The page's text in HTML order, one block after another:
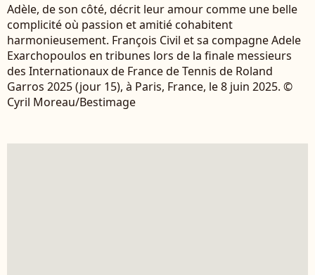
Adèle, de son côté, décrit leur amour comme une belle
complicité où passion et amitié cohabitent
harmonieusement. François Civil et sa compagne Adele
Exarchopoulos en tribunes lors de la finale messieurs
des Internationaux de France de Tennis de Roland
Garros 2025 (jour 15), à Paris, France, le 8 juin 2025. ©
Cyril Moreau/Bestimage